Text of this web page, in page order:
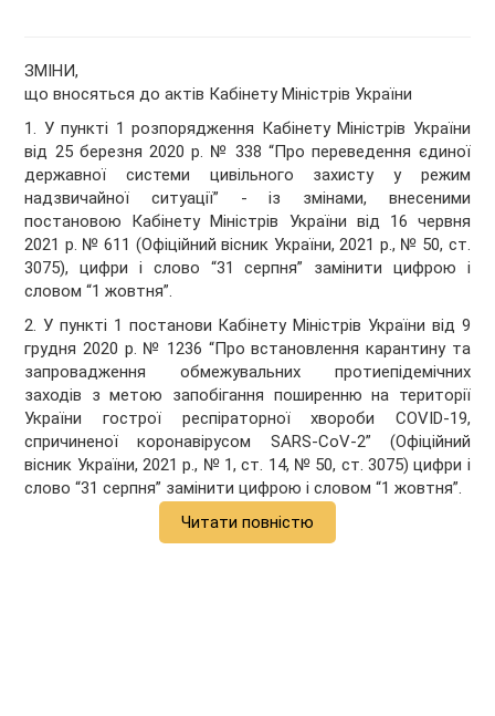
ЗМІНИ,
що вносяться до актів Кабінету Міністрів України
1. У пункті 1 розпорядження Кабінету Міністрів України
від 25 березня 2020 р. № 338 “Про переведення єдиної
державної системи цивільного захисту у режим
надзвичайної ситуації” - із змінами, внесеними
постановою Кабінету Міністрів України від 16 червня
2021 р. № 611 (Офіційний вісник України, 2021 р., № 50, ст.
3075), цифри і слово “31 серпня” замінити цифрою і
словом “1 жовтня”.
2. У пункті 1 постанови Кабінету Міністрів України від 9
грудня 2020 р. № 1236 “Про встановлення карантину та
запровадження обмежувальних протиепідемічних
заходів з метою запобігання поширенню на території
України гострої респіраторної хвороби COVID-19,
спричиненої коронавірусом SARS-CoV-2” (Офіційний
вісник України, 2021 р., № 1, ст. 14, № 50, ст. 3075) цифри і
слово “31 серпня” замінити цифрою і словом “1 жовтня”.
Читати повністю